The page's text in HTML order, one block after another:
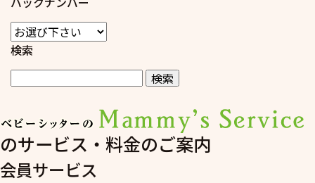
検索
のサービス・料金のご案内
会員サービス